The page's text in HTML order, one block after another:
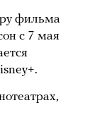
фильма
с 7 мая